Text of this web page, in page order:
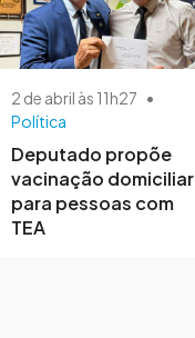
2 de abril às 11h27 •
Política
Deputado propõe
vacinação domiciliar
para pessoas com
TEA